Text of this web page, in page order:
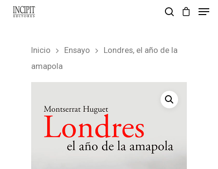
Inicio Ensayo
Londres, el año de la
amapola